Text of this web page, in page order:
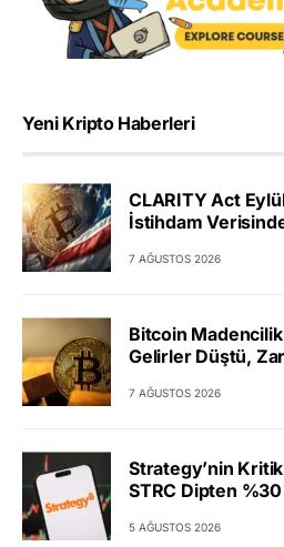
Yeni Kripto Haberleri
CLARITY Act
İstihdam
7 AĞUSTOS 2026
Bitcoin
Gelirler Düştü,
7 AĞUSTOS 2026
Strategy’nin
STRC Dipten %30
5 AĞUSTOS 2026